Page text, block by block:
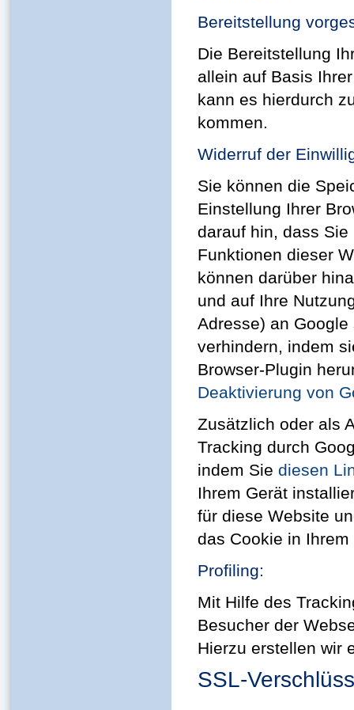
Bereitstellung
Die Bereitstellung
allein auf Basis
kann es hierdurch
kommen.
Widerruf der
Sie können die
Einstellung Ihrer
darauf hin, dass
Funktionen dieser
können darüber
und auf Ihre
Adresse) an
verhindern, indem
Browser-Plugin
Deaktivierung von
Zusätzlich oder als
Tracking durch
indem Sie diesen
Ihrem Gerät
für diese Website
das Cookie in
Profiling:
Mit Hilfe des
Besucher der
Hierzu erstellen wir
SSL-